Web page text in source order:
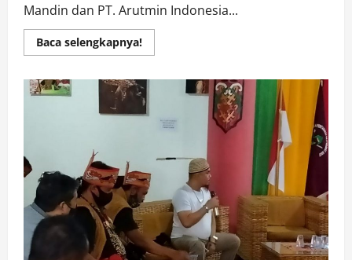
Mandin dan PT. Arutmin Indonesia...
Baca selengkapnya!Read
more
II
Perekonomian
Dan
Pembangunan
Secara
Tipakan
Yang
Dikelola
Mujahid
Dhuafa